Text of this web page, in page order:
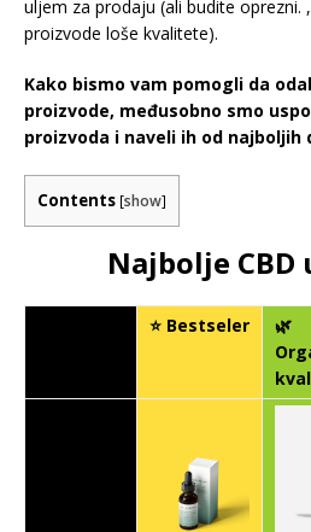
uljem za prodaju (ali budite oprezni.
proizvode loše kvalitete).
Kako bismo vam pomogli da
proizvode, međusobno smo
proizvoda i naveli ih od najboljih
Contents [show]
Najbolje CBD
⭐ Bestseler
🌿